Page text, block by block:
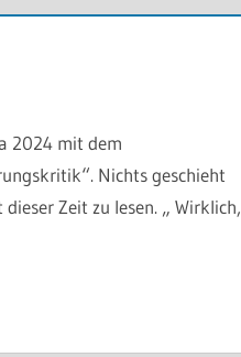
2024 mit dem
Nichts geschieht
Zeit zu lesen. „ Wirklich,